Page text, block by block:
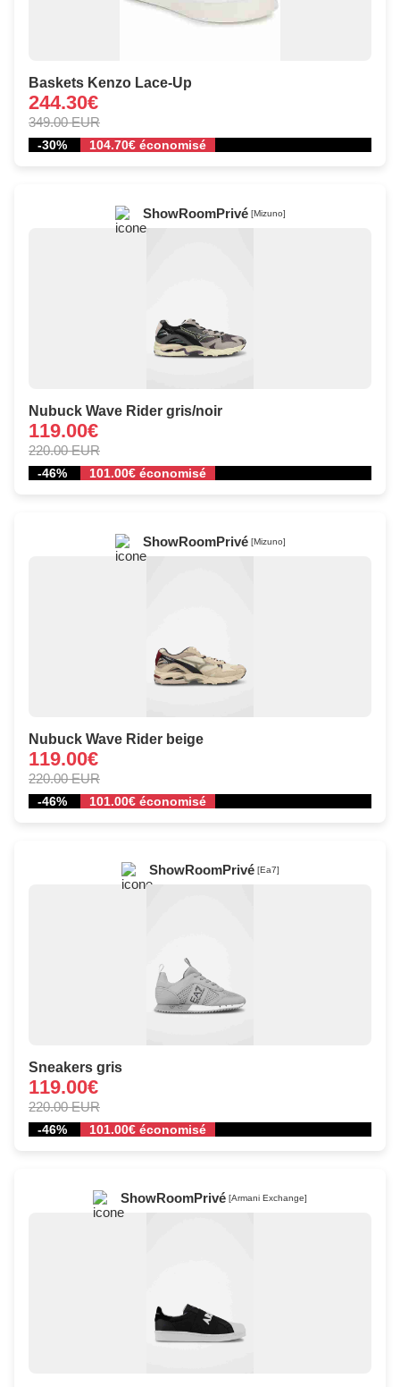
Baskets Kenzo Lace-Up
244.30€
349.00 EUR
-30% 104.70€ économisé
ShowRoomPrivé [Mizuno]
Nubuck Wave Rider gris/noir
119.00€
220.00 EUR
-46% 101.00€ économisé
ShowRoomPrivé [Mizuno]
Nubuck Wave Rider beige
119.00€
220.00 EUR
-46% 101.00€ économisé
ShowRoomPrivé [Ea7]
Sneakers gris
119.00€
220.00 EUR
-46% 101.00€ économisé
ShowRoomPrivé [Armani Exchange]